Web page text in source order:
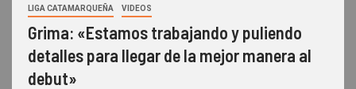
LIGA CATAMARQUEÑA VIDEOS
Grima: «Estamos trabajando y puliendo
detalles para llegar de la mejor manera al
debut»